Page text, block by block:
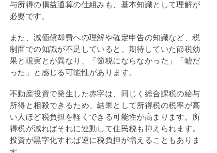
与所得の損益通算の仕組みも、基本知識として理解が
必要です。
また、減価償却費への理解や確定申告の知識など、税
制面での知識が不足していると、期待していた節税効
果と現実とが異なり、「節税にならなかった」「嘘だ
った」と感じる可能性があります。
不動産投資で発生した赤字は、同じく総合課税の給与
所得と相殺できるため、結果として所得税の税率が高
い人ほど税負担を軽くできる可能性が高まります。所
得税が減ればそれに連動して住民税も抑えられます。
投資が黒字化すれば逆に税負担が増えることもありま